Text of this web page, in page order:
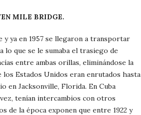
BRIDGE.
ya en 1957 se llegaron a transportar
lo que se le sumaba el trasiego de
entre ambas orillas, eliminándose la
Estados Unidos eran enrutados hasta
en Jacksonville, Florida. En Cuba
tenían intercambios con otros
de la época exponen que entre 1922 y